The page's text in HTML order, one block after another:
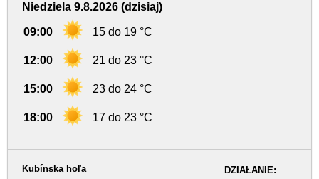
Niedziela 9.8.2026 (dzisiaj)
09:00 15 do 19 °C
12:00 21 do 23 °C
15:00 23 do 24 °C
18:00 17 do 23 °C
DZIAŁANIE:
Kubínska hoľa